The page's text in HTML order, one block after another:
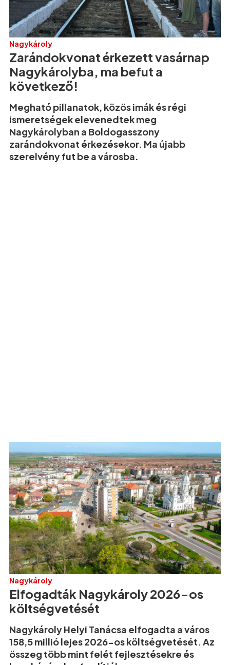
Nagykároly
Zarándokvonat érkezett vasárnap
Nagykárolyba, ma befut a
következő!
Megható pillanatok, közös imák és régi
ismeretségek elevenedtek meg
Nagykárolyban a Boldogasszony
zarándokvonat érkezésekor. Ma újabb
szerelvény fut be a városba.
Nagykároly
Elfogadták Nagykároly 2026-os
költségvetését
Nagykároly Helyi Tanácsa elfogadta a város
158,5 millió lejes 2026-os költségvetését. Az
összeg több mint felét fejlesztésekre és